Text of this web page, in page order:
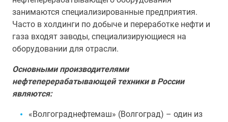
занимаются специализированные предприятия.
Часто в холдинги по добыче и переработке нефти и
газа входят заводы, специализирующиеся на
оборудовании для отрасли.
Основными производителями
нефтеперерабатывающей техники в России
являются:
«Волгограднефтемаш» (Волгоград) – один из